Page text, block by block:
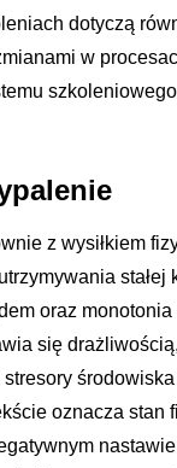
dotyczą
w
z wysiłkiem
oraz
się
oznacza stan